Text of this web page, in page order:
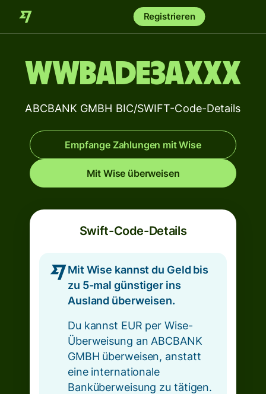
Registrieren
WWBADE3AXXX
ABCBANK GMBH BIC/SWIFT-Code-Details
Empfange Zahlungen mit Wise
Mit Wise überweisen
Swift-Code-Details
Mit Wise kannst du Geld bis
zu 5-mal günstiger ins
Ausland überweisen.
Du kannst EUR per Wise-
Überweisung an ABCBANK
GMBH überweisen, anstatt
eine internationale
Banküberweisung zu tätigen.